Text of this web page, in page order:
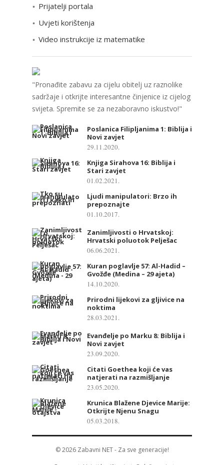
j Prijatelji portala
Uvjeti korištenja
Video instrukcije iz matematike
"Pronađite zabavu za cijelu obitelj uz raznolike
sadržaje i otkrijte interesantne činjenice iz cijelog
svijeta. Spremite se za nezaboravno iskustvo!"
Poslanica Filipljanima 1: Biblija i
Novi zavjet
29.11.2020.
Knjiga Sirahova 16: Biblija i
Stari zavjet
01.02.2021.
Ljudi manipulatori: Brzo ih
prepoznajte
01.10.2017.
Zanimljivosti o Hrvatskoj:
Hrvatski poluotok Pelješac
06.06.2021.
Kuran poglavlje 57: Al-Hadid –
Gvožđe (Medina – 29 ajeta)
14.10.2020.
Prirodni lijekovi za gljivice na
noktima
28.03.2021.
Evanđelje po Marku 8: Biblija i
Novi zavjet
23.09.2020.
Citati Goethea koji će vas
natjerati na razmišljanje
23.05.2020.
Krunica Blažene Djevice Marije:
Otkrijte Njenu Snagu
05.03.2018.
© 2026 Zabavni NET- Za sve generacije!